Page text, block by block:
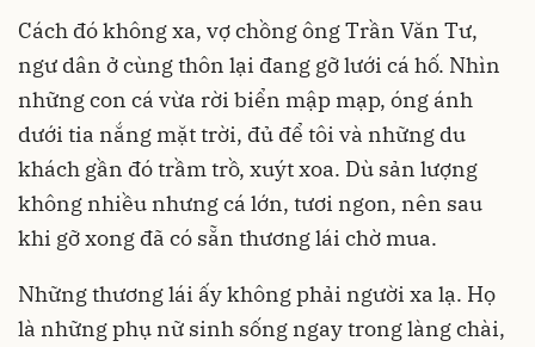
Cách đó không xa, vợ chồng ông Trần Văn Tư,
ngư dân ở cùng thôn lại đang gỡ lưới cá hố. Nhìn
những con cá vừa rời biển mập mạp, óng ánh
dưới tia nắng mặt trời, đủ để tôi và những du
khách gần đó trầm trồ, xuýt xoa. Dù sản lượng
không nhiều nhưng cá lớn, tươi ngon, nên sau
khi gỡ xong đã có sẵn thương lái chờ mua.
Những thương lái ấy không phải người xa lạ. Họ
là những phụ nữ sinh sống ngay trong làng chài,